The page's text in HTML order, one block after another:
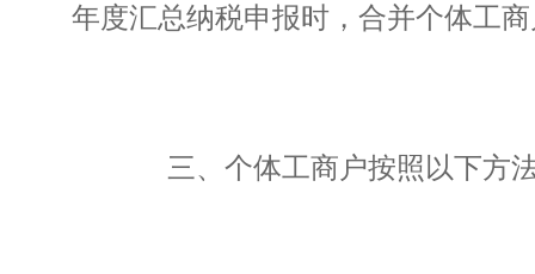
年度汇总纳税申报时，合并个体工
三、个体工商户按照以下方